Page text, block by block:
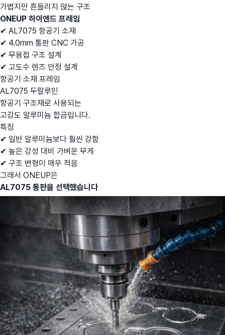
가볍지만 흔들리지 않는 구조
ONEUP 하이엔드 프레임
✔ AL7075 항공기 소재
✔ 4.0mm 통판 CNC 가공
✔ 무용접 구조 설계
✔ 고도수 렌즈 안정 설계
항공기 소재 프레임
AL7075 두랄루민
항공기 구조재로 사용되는
고강도 알루미늄 합금입니다.
특징
✔ 일반 알루미늄보다 훨씬 강함
✔ 높은 강성 대비 가벼운 무게
✔ 구조 변형이 매우 적음
그래서 ONEUP은
AL7075 통판을 선택했습니다